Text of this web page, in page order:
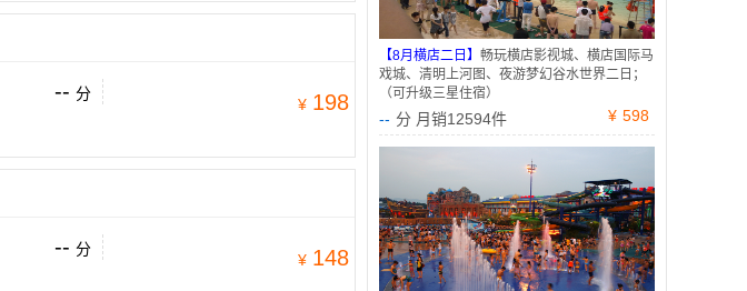
-- 分
¥ 198
-- 分
¥ 148
【8月横店二日】 畅玩横店影视城、横店国际马
戏城、清明上河图、夜游梦幻谷水世界二日；
（可升级三星住宿）
-- 分 月销12594件 ¥ 598